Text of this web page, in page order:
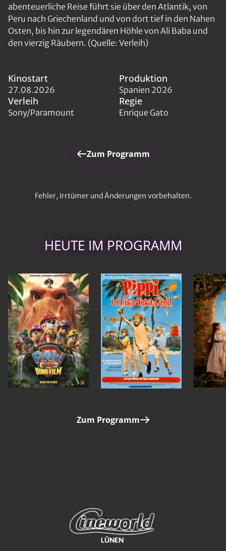
abenteuerliche Reise führt sie über den Atlantik, von
Peru nach Griechenland und von dort tief in den Nahen
Osten, bis hin zur legendären Höhle von Ali Baba und
den vierzig Räubern. (Quelle: Verleih)
Kinostart
27.08.2026
Produktion
Spanien 2026
Verleih
Sony/Paramount
Regie
Enrique Gato
Zum Programm
Fehler, Irrtümer und Änderungen vorbehalten.
HEUTE IM PROGRAMM
Zum Programm